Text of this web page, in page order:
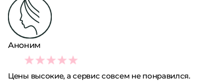
Аноним
2
Цены высокие, а сервис совсем не понравился.